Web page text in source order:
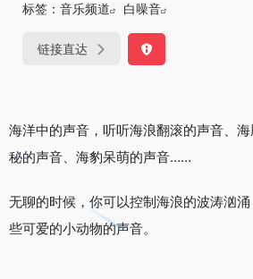
标签： 音乐频道 白噪音
链接直达
海洋中的声音，听听海浪翻滚的声音、
秘的声音、海豹呆萌的声音……
无聊的时候，你可以控制海浪的波涛汹
些可爱的小动物的声音。